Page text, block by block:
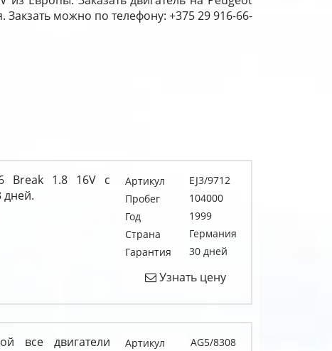
можно по телефону: +375 29 916-66-
Break 1.8 16V c
дней.
Артикул
EJ3/9712
Пробег
104000
Год
1999
Страна
Германия
Гарантия
30 дней
Узнать цену
все двигатели
Артикул
AG5/8308